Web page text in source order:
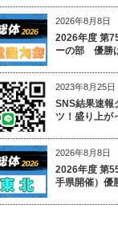
2026年8月8日
2026年度 第
ーの部 優勝
2023年8月25日
SNS結果速報
ツ！盛り上が
2026年8月8日
2026年度 第
手県開催）優